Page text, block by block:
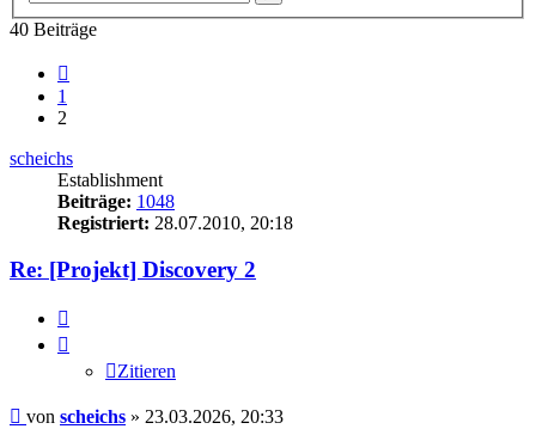
40 Beiträge
1
2
scheichs
Establishment
Beiträge: 1048
Registriert: 28.07.2010, 20:18
Re: [Projekt] Discovery 2
Zitieren
Beitrag
von scheichs » 23.03.2026, 20:33